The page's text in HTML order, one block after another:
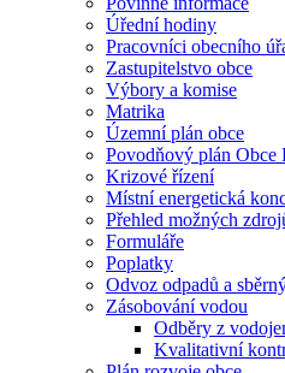
Úřední hodiny
Pracovníci obecního
Zastupitelstvo obce
Výbory a komise
Matrika
Územní plán obce
Povodňový plán Obce
Krizové řízení
Místní energetická
Přehled možných
Formuláře
Poplatky
Odvoz odpadů a
Zásobování vodou
Odběry z
Kvalitativní